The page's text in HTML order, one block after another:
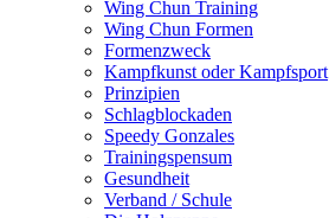
Wing Chun Training
Wing Chun Formen
Formenzweck
Kampfkunst oder Kampfsport
Prinzipien
Schlagblockaden
Speedy Gonzales
Trainingspensum
Gesundheit
Verband / Schule